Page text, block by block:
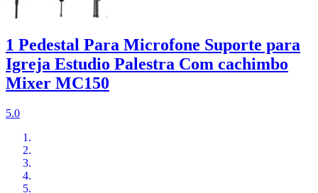
1 Pedestal Para Microfone Suporte para
Igreja Estudio Palestra Com cachimbo
Mixer MC150
5.0